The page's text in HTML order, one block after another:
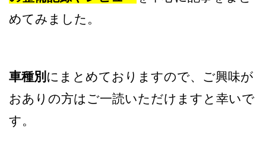
めてみました。
車種別 にまとめておりますので、ご興味が
おありの方はご一読いただけますと幸いで
す。